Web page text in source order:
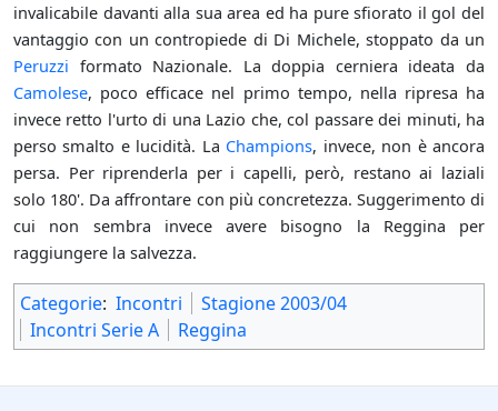
invalicabile davanti alla sua area ed ha pure sfiorato il gol del
vantaggio con un contropiede di Di Michele, stoppato da un
Peruzzi formato Nazionale. La doppia cerniera ideata da
Camolese, poco efficace nel primo tempo, nella ripresa ha
invece retto l'urto di una Lazio che, col passare dei minuti, ha
perso smalto e lucidità. La Champions, invece, non è ancora
persa. Per riprenderla per i capelli, però, restano ai laziali
solo 180'. Da affrontare con più concretezza. Suggerimento di
cui non sembra invece avere bisogno la Reggina per
raggiungere la salvezza.
Categorie: Incontri
Stagione 2003/04
Incontri Serie A
Reggina